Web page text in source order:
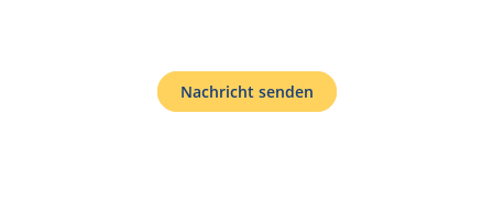
Nachricht senden